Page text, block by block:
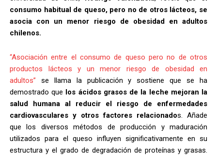
consumo habitual de queso, pero no de otros lácteos, se
asocia con un menor riesgo de obesidad en adultos
chilenos.
“Asociación entre el consumo de queso pero no de otros
productos lácteos y un menor riesgo de obesidad en
adultos” se llama la publicación y sostiene que se ha
demostrado que los ácidos grasos de la leche mejoran la
salud humana al reducir el riesgo de enfermedades
cardiovasculares y otros factores relacionados. Añade
que los diversos métodos de producción y maduración
utilizados para el queso influyen significativamente en su
estructura y el grado de degradación de proteínas y grasas.